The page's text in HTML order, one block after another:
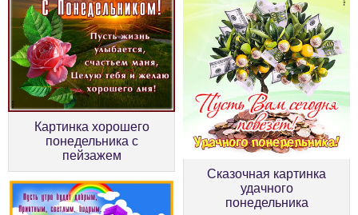
Картинка хорошего
понедельника с
пейзажем
Сказочная картинка
удачного
понедельника